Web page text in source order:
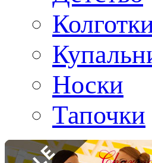
Носки
Тапочки